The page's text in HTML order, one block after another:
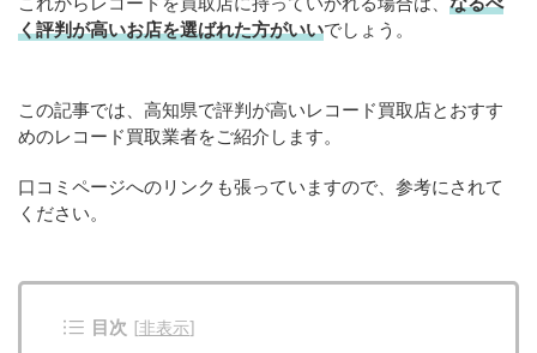
く評判が高いお店を選ばれた方がいいでしょう。
この記事では、高知県で評判が高いレコード買取店とおすす
めのレコード買取業者をご紹介します。
口コミページへのリンクも張っていますので、参考にされて
ください。
目次 [非表示]